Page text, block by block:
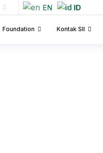
EN ID
Foundation Kontak SII